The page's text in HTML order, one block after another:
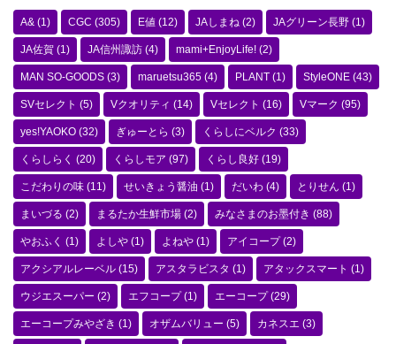
A& (1) CGC (305) E値 (12) JAしまね (2) JAグリーン長野 (1)
JA佐賀 (1) JA信州諏訪 (4) mami+EnjoyLife! (2)
MAN SO-GOODS (3) maruetsu365 (4) PLANT (1) StyleONE (43)
SVセレクト (5) Vクオリティ (14) Vセレクト (16) Vマーク (95)
yes!YAOKO (32) ぎゅーとら (3) くらしにベルク (33)
くらしらく (20) くらしモア (97) くらし良好 (19)
こだわりの味 (11) せいきょう醤油 (1) だいわ (4) とりせん (1)
まいづる (2) まるたか生鮮市場 (2) みなさまのお墨付き (88)
やおふく (1) よしや (1) よねや (1) アイコープ(2)
アクシアルレーベル (15) アスタラビスタ (1) アタックスマート (1)
ウジエスーパー (2) エフコープ(1) エーコープ(29)
エーコープみやざき (1) オザムバリュー (5) カネスエ (3)